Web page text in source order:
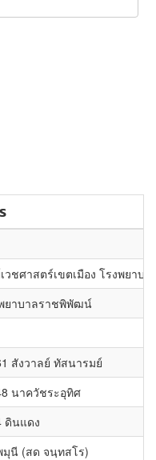
วชศาสตร์เขตเมือง โรงพยาบ
ยาบาลราชพิพัฒน์
สังวาลย์ ทัสนารมย์
นาควัชระอุทิศ
ดินแดง
มุนี (สด จนฺทสโร)